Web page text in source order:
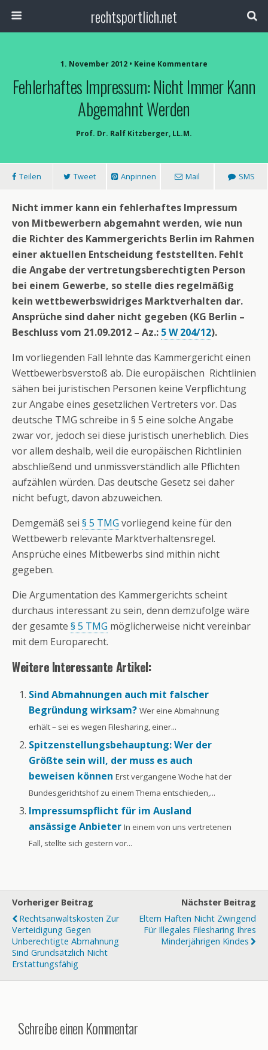
rechtsportlich.net
1. November 2012 • Keine Kommentare
Fehlerhaftes Impressum: Nicht Immer Kann
Abgemahnt Werden
Prof. Dr. Ralf Kitzberger, LL.M.
Teilen Tweet Anpinnen Mail SMS
Nicht immer kann ein fehlerhaftes Impressum
von Mitbewerbern abgemahnt werden, wie nun
die Richter des Kammergerichts Berlin im Rahmen
einer aktuellen Entscheidung feststellten. Fehlt
die Angabe der vertretungsberechtigten Person
bei einem Gewerbe, so stelle dies regelmäßig
kein wettbewerbswidriges Marktverhalten dar.
Ansprüche sind daher nicht gegeben (KG Berlin –
Beschluss vom 21.09.2012 – Az.: 5 W 204/12).
Im vorliegenden Fall lehnte das Kammergericht einen
Wettbewerbsverstoß ab. Die europäischen Richtlinien
sähen bei juristischen Personen keine Verpflichtung
zur Angabe eines gesetzlichen Vertreters vor. Das
deutsche TMG schreibe in § 5 eine solche Angabe
zwar vor, jedoch sei diese juristisch unerheblich. Dies
vor allem deshalb, weil die europäischen Richtlinien
abschließend und unmissverständlich alle Pflichten
aufzählen würden. Das deutsche Gesetz sei daher
nicht befugt, davon abzuweichen.
Demgemäß sei § 5 TMG vorliegend keine für den
Wettbewerb relevante Marktverhaltensregel.
Ansprüche eines Mitbewerbs sind mithin nicht
gegeben.
Die Argumentation des Kammergerichts scheint
durchaus interessant zu sein, denn demzufolge wäre
der gesamte § 5 TMG möglicherweise nicht vereinbar
mit dem Europarecht.
Weitere Interessante Artikel:
Sind Abmahnungen auch mit falscher
Begründung wirksam? Wer eine Abmahnung
erhält – sei es wegen Filesharing, einer...
Spitzenstellungsbehauptung: Wer der
Größte sein will, der muss es auch
beweisen können Erst vergangene Woche hat der
Bundesgerichtshof zu einem Thema entschieden,...
Impressumspflicht für im Ausland
ansässige Anbieter In einem von uns vertretenen
Fall, stellte sich gestern vor...
Vorheriger Beitrag
Rechtsanwaltskosten Zur
Verteidigung Gegen
Unberechtigte Abmahnung
Sind Grundsätzlich Nicht
Erstattungsfähig
Nächster Beitrag
Eltern Haften Nicht Zwingend
Für Illegales Filesharing Ihres
Minderjährigen Kindes
Schreibe einen Kommentar